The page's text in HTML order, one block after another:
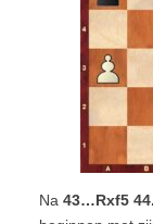
Na 43…Rxf5